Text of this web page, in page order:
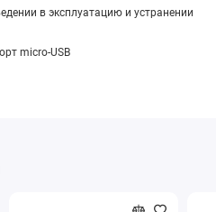
в эксплуатацию и устранении
micro-USB